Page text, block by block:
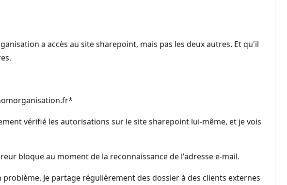
a accès au site sharepoint, mais pas les deux autres. Et qu'il
vérifié les autorisations sur le site sharepoint lui-même, et je vois
bloque au moment de la reconnaissance de l'adresse e-mail.
Je partage régulièrement des dossier à des clients externes